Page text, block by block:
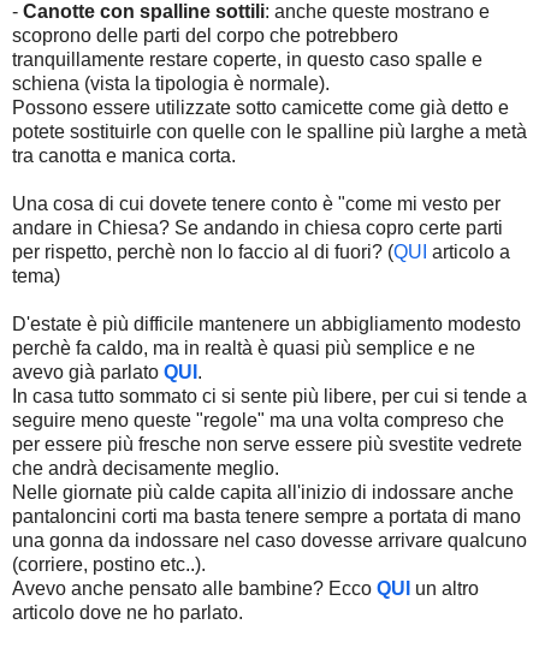
- Canotte con spalline sottili: anche queste mostrano e
scoprono delle parti del corpo che potrebbero
tranquillamente restare coperte, in questo caso spalle e
schiena (vista la tipologia è normale).
Possono essere utilizzate sotto camicette come già detto e
potete sostituirle con quelle con le spalline più larghe a metà
tra canotta e manica corta.
Una cosa di cui dovete tenere conto è "come mi vesto per
andare in Chiesa? Se andando in chiesa copro certe parti
per rispetto, perchè non lo faccio al di fuori? (QUI articolo a
tema)
D'estate è più difficile mantenere un abbigliamento modesto
perchè fa caldo, ma in realtà è quasi più semplice e ne
avevo già parlato QUI .
In casa tutto sommato ci si sente più libere, per cui si tende a
seguire meno queste "regole" ma una volta compreso che
per essere più fresche non serve essere più svestite vedrete
che andrà decisamente meglio.
Nelle giornate più calde capita all'inizio di indossare anche
pantaloncini corti ma basta tenere sempre a portata di mano
una gonna da indossare nel caso dovesse arrivare qualcuno
(corriere, postino etc..).
Avevo anche pensato alle bambine? Ecco QUI un altro
articolo dove ne ho parlato.